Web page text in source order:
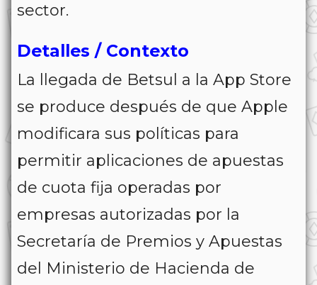
sector.
Detalles / Contexto
La llegada de Betsul a la App Store
se produce después de que Apple
modificara sus políticas para
permitir aplicaciones de apuestas
de cuota fija operadas por
empresas autorizadas por la
Secretaría de Premios y Apuestas
del Ministerio de Hacienda de